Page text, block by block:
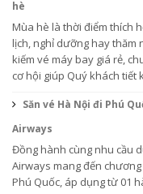
hè
Mùa hè là thời điểm thích
lịch, nghỉ dưỡng hay thăm
kiếm vé máy bay giá rẻ,
cơ hội giúp Quý khách tiết
Săn vé Hà Nội đi Phú
Airways
Đồng hành cùng nhu cầu
Airways mang đến
Phú Quốc, áp dụng từ 01